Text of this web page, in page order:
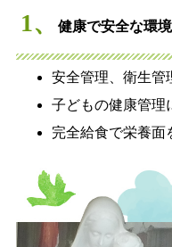
1、 健康で安全な環
安全管理、衛生管
子どもの健康管理
完全給食で栄養面